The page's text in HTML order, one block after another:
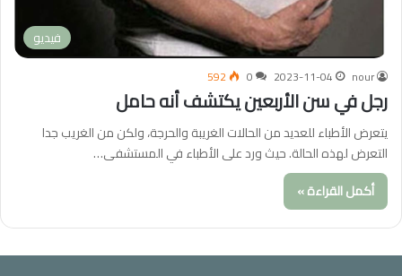
فيديو
nour
2023-11-04
0
592
رجل في سن الأربعين يكتشف أنه حامل
يتعرض الأطباء للعديد من الحالات الغريبة والحرجة، ولكن من الغريب جدا
التعرض لهذه الحالة. حيث ورد على الأطباء في المستشفى…
أكمل القراءة »